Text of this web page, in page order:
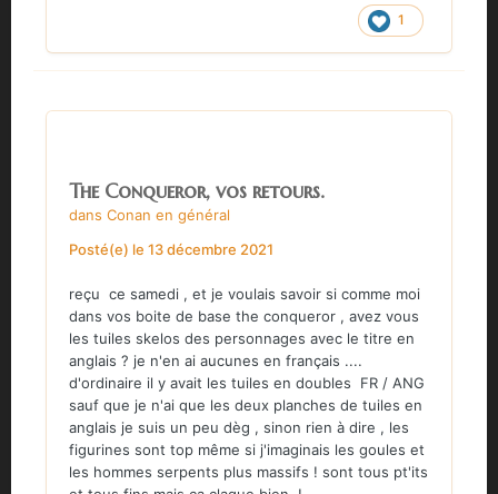
1
The Conqueror, vos retours.
dans Conan en général
Posté(e) le 13 décembre 2021
reçu ce samedi , et je voulais savoir si comme moi
dans vos boite de base the conqueror , avez vous
les tuiles skelos des personnages avec le titre en
anglais ? je n'en ai aucunes en français ....
d'ordinaire il y avait les tuiles en doubles FR / ANG
sauf que je n'ai que les deux planches de tuiles en
anglais je suis un peu dèg , sinon rien à dire , les
figurines sont top même si j'imaginais les goules et
les hommes serpents plus massifs ! sont tous pt'its